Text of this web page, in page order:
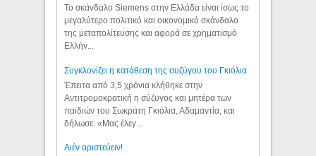
Το σκάνδαλο Siemens στην Ελλάδα είναι ίσως το
μεγαλύτερο πολιτικό και οικονομικό σκάνδαλο
της μεταπολίτευσης και αφορά σε χρηματισμό
Ελλήν...
Συγκλονίζει η κατάθεση της συζύγου του Γκιόλια
Έπειτα από 3,5 χρόνια κλήθηκε στην
Αντιτρομοκρατική η σύζυγος και μητέρα των
παιδιών του Σωκράτη Γκιόλια, Αδαμαντία, και
δήλωσε: «Μας έλεγ...
Aιέν αριστεύειν!